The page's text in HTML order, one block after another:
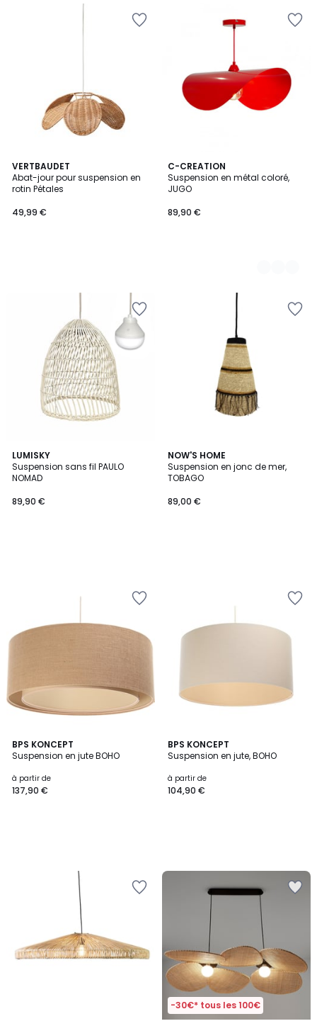
VERTBAUDET
Abat-jour pour suspension en
rotin Pétales
49,99 €
C-CREATION
Suspension en métal coloré,
JUGO
89,90 €
4
Couleurs
LUMISKY
Suspension sans fil PAULO
NOMAD
89,90 €
NOW'S HOME
Suspension en jonc de mer,
TOBAGO
89,00 €
BPS KONCEPT
Suspension en jute BOHO
à partir de
137,90 €
BPS KONCEPT
Suspension en jute, BOHO
à partir de
104,90 €
-30€* tous les 100€